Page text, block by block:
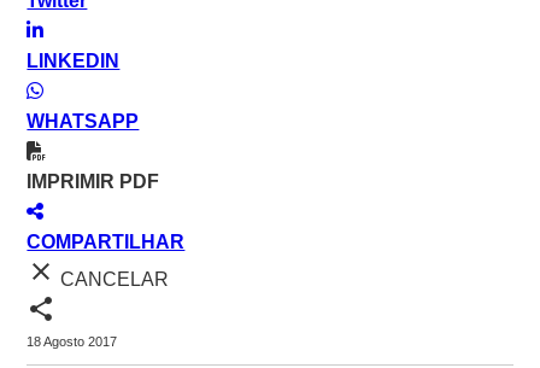
LINKEDIN
WHATSAPP
IMPRIMIR PDF
COMPARTILHAR
close CANCELAR
share
18 Agosto 2017